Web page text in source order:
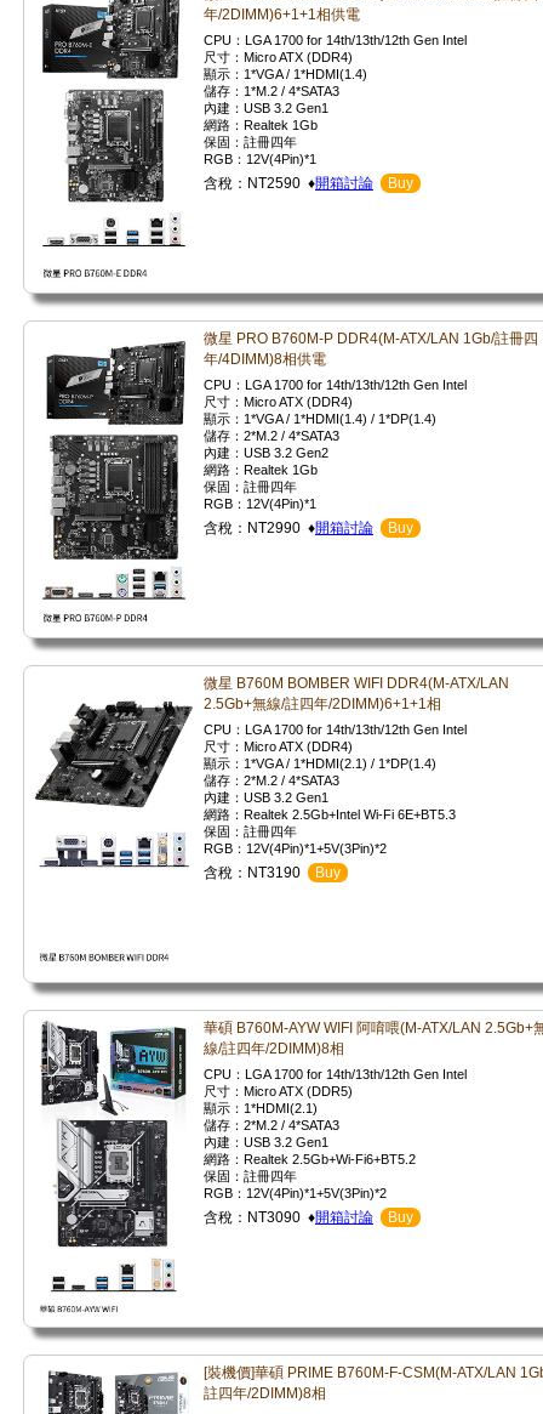
年/2DIMM)6+1+1相供電
CPU：LGA 1700 for 14th/13th/12th Gen Intel
尺寸：Micro ATX (DDR4)
顯示：1*VGA / 1*HDMI(1.4)
儲存：1*M.2 / 4*SATA3
內建：USB 3.2 Gen1
網路：Realtek 1Gb
保固：註冊四年
RGB：12V(4Pin)*1
含稅：NT2590 ♦開箱討論 Buy
微星 PRO B760M-P DDR4(M-ATX/LAN 1Gb/註冊四
年/4DIMM)8相供電
CPU：LGA 1700 for 14th/13th/12th Gen Intel
尺寸：Micro ATX (DDR4)
顯示：1*VGA / 1*HDMI(1.4) / 1*DP(1.4)
儲存：2*M.2 / 4*SATA3
內建：USB 3.2 Gen2
網路：Realtek 1Gb
保固：註冊四年
RGB：12V(4Pin)*1
含稅：NT2990 ♦開箱討論 Buy
微星 B760M BOMBER WIFI DDR4(M-ATX/LAN
2.5Gb+無線/註四年/2DIMM)6+1+1相
CPU：LGA 1700 for 14th/13th/12th Gen Intel
尺寸：Micro ATX (DDR4)
顯示：1*VGA / 1*HDMI(2.1) / 1*DP(1.4)
儲存：2*M.2 / 4*SATA3
內建：USB 3.2 Gen1
網路：Realtek 2.5Gb+Intel Wi-Fi 6E+BT5.3
保固：註冊四年
RGB：12V(4Pin)*1+5V(3Pin)*2
含稅：NT3190 Buy
華碩 B760M-AYW WIFI 阿唷喂(M-ATX/LAN 2.5Gb+
線/註四年/2DIMM)8相
CPU：LGA 1700 for 14th/13th/12th Gen Intel
尺寸：Micro ATX (DDR5)
顯示：1*HDMI(2.1)
儲存：2*M.2 / 4*SATA3
內建：USB 3.2 Gen1
網路：Realtek 2.5Gb+Wi-Fi6+BT5.2
保固：註冊四年
RGB：12V(4Pin)*1+5V(3Pin)*2
含稅：NT3090 ♦開箱討論 Buy
[裝機價]華碩 PRIME B760M-F-CSM(M-ATX/LAN
註四年/2DIMM)8相